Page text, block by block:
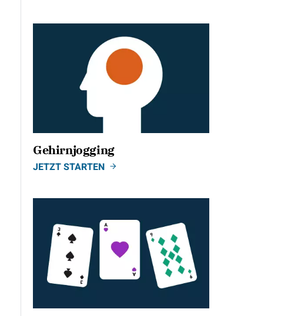
Gehirnjogging
JETZT STARTEN